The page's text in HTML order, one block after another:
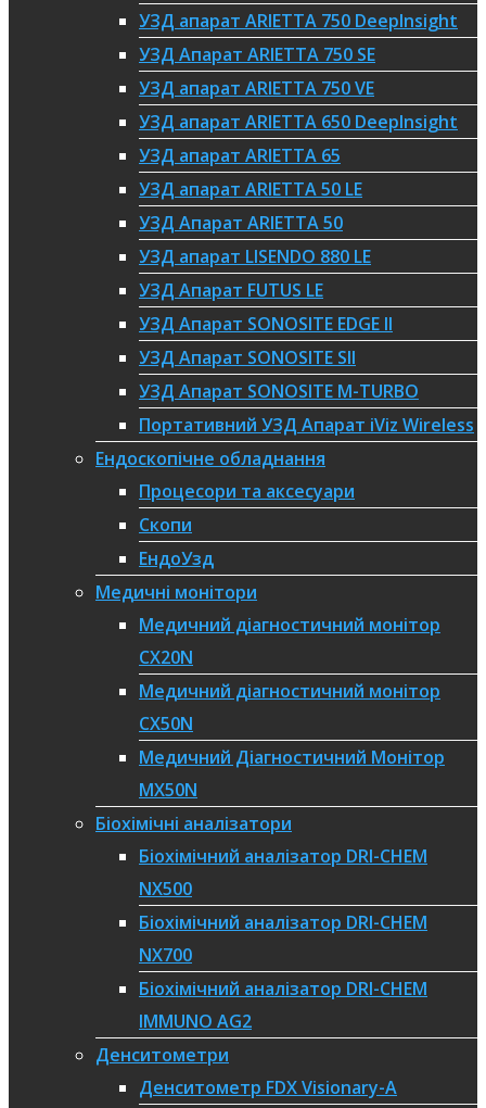
УЗД апарат ARIETTA 750 DeepInsight
УЗД Апарат ARIETTA 750 SE
УЗД апарат ARIETTA 750 VE
УЗД апарат ARIETTA 650 DeepInsight
УЗД апарат ARIETTA 65
УЗД апарат ARIETTA 50 LE
УЗД Апарат ARIETTA 50
УЗД апарат LISENDO 880 LE
УЗД Апарат FUTUS LE
УЗД Апарат SONOSITE EDGE II
УЗД Апарат SONOSITE SII
УЗД Апарат SONOSITE M-TURBO
Портативний УЗД Апарат iViz Wireless
Ендоскопічне обладнання
Процесори та аксесуари
Скопи
ЕндоУзд
Медичні монітори
Медичний діагностичний монітор
CX20N
Медичний діагностичний монітор
CX50N
Медичний Діагностичний Монітор
MX50N
Біохімічні аналізатори
Біохімічний аналізатор DRI-CHEM
NX500
Біохімічний аналізатор DRI-CHEM
NX700
Біохімічний аналізатор DRI-CHEM
IMMUNO AG2
Денситометри
Денситометр FDX Visionary-A